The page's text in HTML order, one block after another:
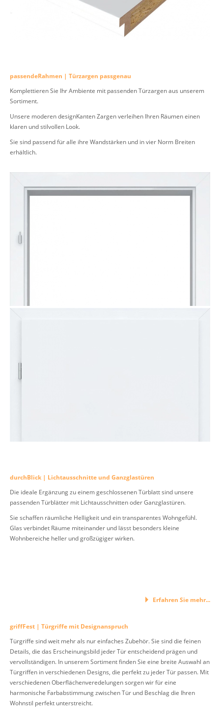
passendeRahmen | Türzargen passgenau
Komplettieren Sie Ihr Ambiente mit passenden Türzargen aus unserem
Sortiment.
Unsere moderen designKanten Zargen verleihen Ihren Räumen einen
klaren und stilvollen Look.
Sie sind passend für alle ihre Wandstärken und in vier Norm Breiten
erhältlich.
durchBlick | Lichtausschnitte und Ganzglastüren
Die ideale Ergänzung zu einem geschlossenen Türblatt sind unsere
passenden Türblätter mit Lichtausschnitten oder Ganzglastüren.
Sie schaffen räumliche Helligkeit und ein transparentes Wohngefühl.
Glas verbindet Räume miteinander und lässt besonders kleine
Wohnbereiche heller und großzügiger wirken.
Erfahren Sie mehr...
griffFest | Türgriffe mit Designanspruch
Türgriffe sind weit mehr als nur einfaches Zubehör. Sie sind die feinen
Details, die das Erscheinungsbild jeder Tür entscheidend prägen und
vervollständigen. In unserem Sortiment finden Sie eine breite Auswahl an
Türgriffen in verschiedenen Designs, die perfekt zu jeder Tür passen. Mit
verschiedenen Oberflächenveredelungen sorgen wir für eine
harmonische Farbabstimmung zwischen Tür und Beschlag die Ihren
Wohnstil perfekt unterstreicht.